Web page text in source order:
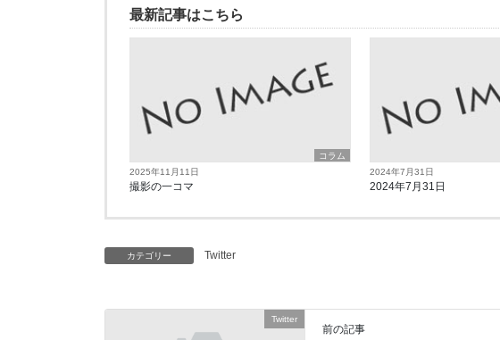
最新記事はこちら
コラム
2025年11月11日
撮影の一コマ
2024年7月31日
2024年7月31日
カテゴリー Twitter
Twitter
前の記事